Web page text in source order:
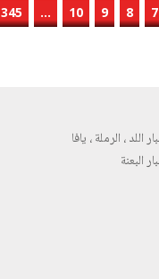
7
8
9
10
...
345
اللد ، الرملة ، يافا
البعنة